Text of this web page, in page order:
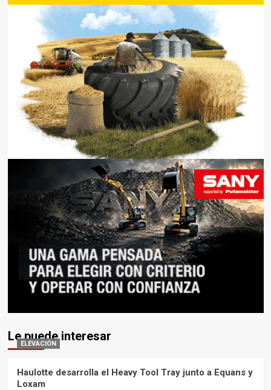
Le puede interesar
ELEVACIÓN
Haulotte desarrolla el Heavy Tool Tray junto a Equans y
Loxam